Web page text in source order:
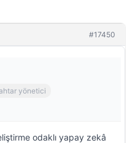
#17450
yönetici
odaklı yapay zekâ